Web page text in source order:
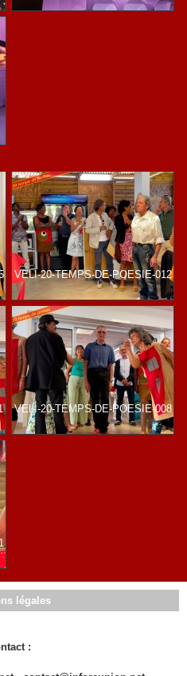
VELI-20-TEMPS-DE-POESIE-012
VELI-20-TEMPS-DE-POESIE-008
légales
: